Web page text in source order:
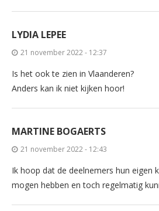
LYDIA LEPEE
21 november 2022 - 12:37
Is het ook te zien in Vlaanderen?
Anders kan ik niet kijken hoor!
MARTINE BOGAERTS
21 november 2022 - 12:43
Ik hoop dat de deelnemers hun eigen
mogen hebben en toch regelmatig